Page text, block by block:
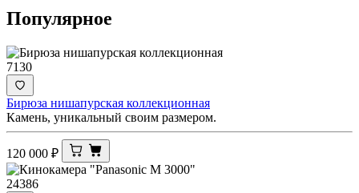
Популярное
7130
Бирюза нишапурская коллекционная
Камень, уникальный своим размером.
120 000 ₽
24386